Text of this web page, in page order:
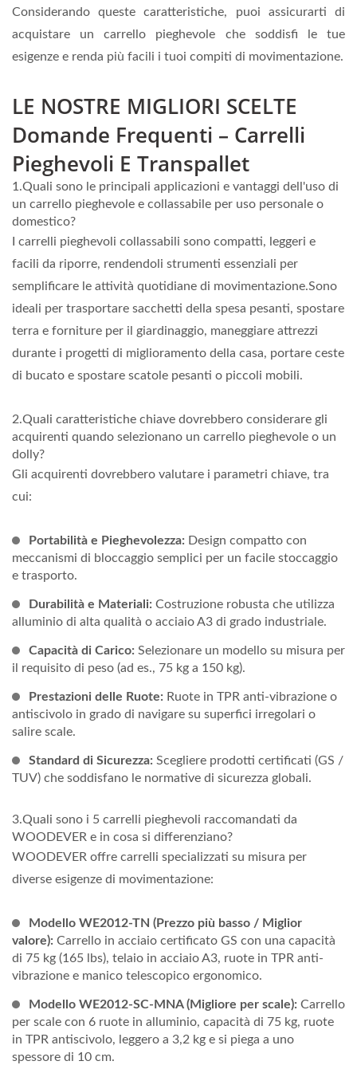
Considerando queste caratteristiche, puoi assicurarti di
acquistare un carrello pieghevole che soddisfi le tue
esigenze e renda più facili i tuoi compiti di movimentazione.
LE NOSTRE MIGLIORI SCELTE
Domande Frequenti – Carrelli
Pieghevoli E Transpallet
1.Quali sono le principali applicazioni e vantaggi dell'uso di
un carrello pieghevole e collassabile per uso personale o
domestico?
I carrelli pieghevoli collassabili sono compatti, leggeri e
facili da riporre, rendendoli strumenti essenziali per
semplificare le attività quotidiane di movimentazione.Sono
ideali per trasportare sacchetti della spesa pesanti, spostare
terra e forniture per il giardinaggio, maneggiare attrezzi
durante i progetti di miglioramento della casa, portare ceste
di bucato e spostare scatole pesanti o piccoli mobili.
2.Quali caratteristiche chiave dovrebbero considerare gli
acquirenti quando selezionano un carrello pieghevole o un
dolly?
Gli acquirenti dovrebbero valutare i parametri chiave, tra
cui:
Portabilità e Pieghevolezza: Design compatto con
meccanismi di bloccaggio semplici per un facile stoccaggio
e trasporto.
Durabilità e Materiali: Costruzione robusta che utilizza
alluminio di alta qualità o acciaio A3 di grado industriale.
Capacità di Carico: Selezionare un modello su misura per
il requisito di peso (ad es., 75 kg a 150 kg).
Prestazioni delle Ruote: Ruote in TPR anti-vibrazione o
antiscivolo in grado di navigare su superfici irregolari o
salire scale.
Standard di Sicurezza: Scegliere prodotti certificati (GS /
TUV) che soddisfano le normative di sicurezza globali.
3.Quali sono i 5 carrelli pieghevoli raccomandati da
WOODEVER e in cosa si differenziano?
WOODEVER offre carrelli specializzati su misura per
diverse esigenze di movimentazione:
Modello WE2012-TN (Prezzo più basso / Miglior
valore): Carrello in acciaio certificato GS con una capacità
di 75 kg (165 lbs), telaio in acciaio A3, ruote in TPR anti-
vibrazione e manico telescopico ergonomico.
Modello WE2012-SC-MNA (Migliore per scale): Carrello
per scale con 6 ruote in alluminio, capacità di 75 kg, ruote
in TPR antiscivolo, leggero a 3,2 kg e si piega a uno
spessore di 10 cm.